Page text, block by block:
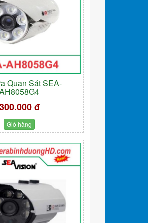
Quan Sát SEA-
AH8058G4
300.000 đ
Giỏ hàng